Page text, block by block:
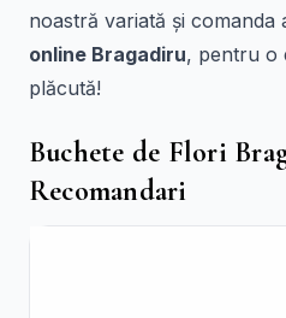
noastră variată și comanda
online Bragadiru, pentru o
plăcută!
Buchete de Flori
Recomandari